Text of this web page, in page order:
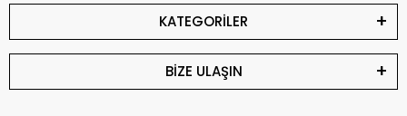
KATEGORİLER
BİZE ULAŞIN